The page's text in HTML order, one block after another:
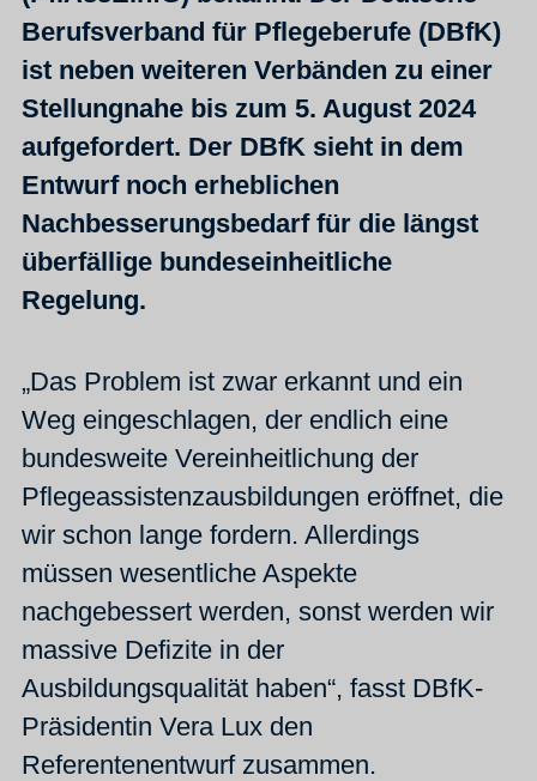
Berufsverband für Pflegeberufe (DBfK)
ist neben weiteren Verbänden zu einer
Stellungnahe bis zum 5. August 2024
aufgefordert. Der DBfK sieht in dem
Entwurf noch erheblichen
Nachbesserungsbedarf für die längst
überfällige bundeseinheitliche
Regelung.
„Das Problem ist zwar erkannt und ein
Weg eingeschlagen, der endlich eine
bundesweite Vereinheitlichung der
Pflegeassistenzausbildungen eröffnet, die
wir schon lange fordern. Allerdings
müssen wesentliche Aspekte
nachgebessert werden, sonst werden wir
massive Defizite in der
Ausbildungsqualität haben“, fasst DBfK-
Präsidentin Vera Lux den
Referentenentwurf zusammen.